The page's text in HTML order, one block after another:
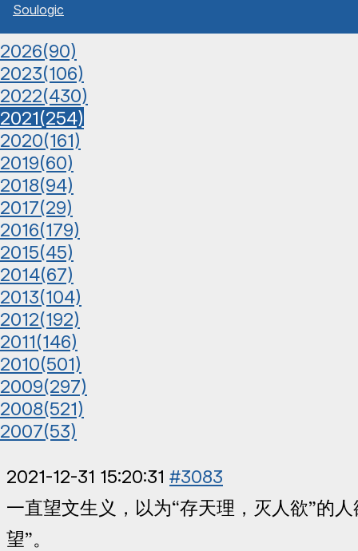
Soulogic
2026(90)
2023(106)
2022(430)
2021(254)
2020(161)
2019(60)
2018(94)
2017(29)
2016(179)
2015(45)
2014(67)
2013(104)
2012(192)
2011(146)
2010(501)
2009(297)
2008(521)
2007(53)
2021-12-31 15:20:31 #3083
一直望文生义，以为“存天理，灭人欲”的
望”。